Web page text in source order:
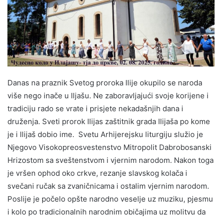
Danas na praznik Svetog proroka Ilije okupilo se naroda
više nego inače u Iljašu. Ne zaboravljajući svoje korijene i
tradiciju rado se vrate i prisjete nekadašnjih dana i
druženja. Sveti prorok Ilijas zaštitnik grada Ilijaša po kome
je i Ilijaš dobio ime. Svetu Arhijerejsku liturgiju služio je
Njegovo Visokopreosvestenstvo Mitropolit Dabrobosanski
Hrizostom sa sveštenstvom i vjernim narodom. Nakon toga
je vršen ophod oko crkve, rezanje slavskog kolača i
svečani ručak sa zvaničnicama i ostalim vjernim narodom.
Poslije je počelo opšte narodno veselje uz muziku, pjesmu
i kolo po tradicionalnih narodnim običajima uz molitvu da